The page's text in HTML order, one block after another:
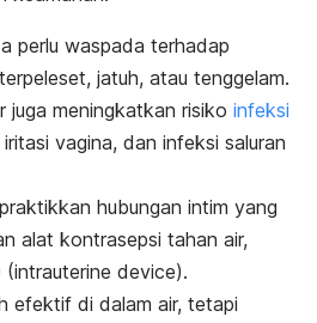
perlu waspada terhadap
jatuh, atau tenggelam.
juga meningkatkan risiko infeksi
iritasi vagina, dan infeksi saluran
hubungan intim yang
alat kontrasepsi tahan air,
(​​intrauterine device).
efektif di dalam air, tetapi